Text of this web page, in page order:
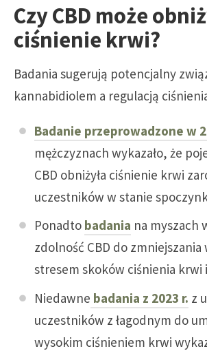
Czy CBD może
ciśnienie krwi?
Badania sugerują potencjalny
kannabidiolem a regulacją
Badanie przeprowadzone w
mężczyznach wykazało, że
CBD obniżyła ciśnienie krwi
uczestników w stanie
Ponadto badania na myszach
zdolność CBD do zmniejszania
stresem skoków ciśnienia krwi
Niedawne badania z 2023 r. z
uczestników z łagodnym do
wysokim ciśnieniem krwi